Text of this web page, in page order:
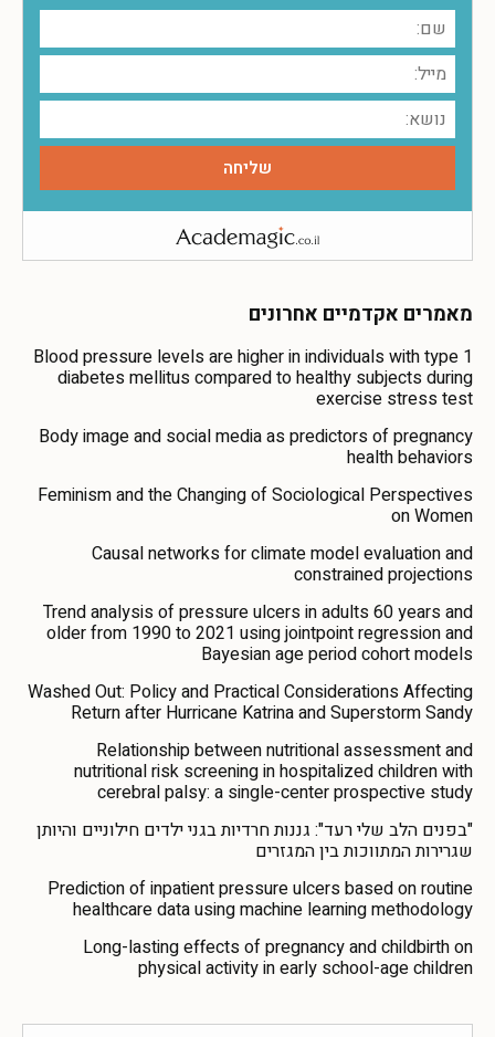
מאמרים אקדמיים אחרונים
Blood pressure levels are higher in individuals with type 1
diabetes mellitus compared to healthy subjects during
exercise stress test
Body image and social media as predictors of pregnancy
health behaviors
Feminism and the Changing of Sociological Perspectives
on Women
Causal networks for climate model evaluation and
constrained projections
Trend analysis of pressure ulcers in adults 60 years and
older from 1990 to 2021 using jointpoint regression and
Bayesian age period cohort models
Washed Out: Policy and Practical Considerations Affecting
Return after Hurricane Katrina and Superstorm Sandy
Relationship between nutritional assessment and
nutritional risk screening in hospitalized children with
cerebral palsy: a single-center prospective study
"בפנים הלב שלי רעד": גננות חרדיות בגני ילדים חילוניים והיותן
שגרירות המתווכות בין המגזרים
Prediction of inpatient pressure ulcers based on routine
healthcare data using machine learning methodology
Long-lasting effects of pregnancy and childbirth on
physical activity in early school-age children